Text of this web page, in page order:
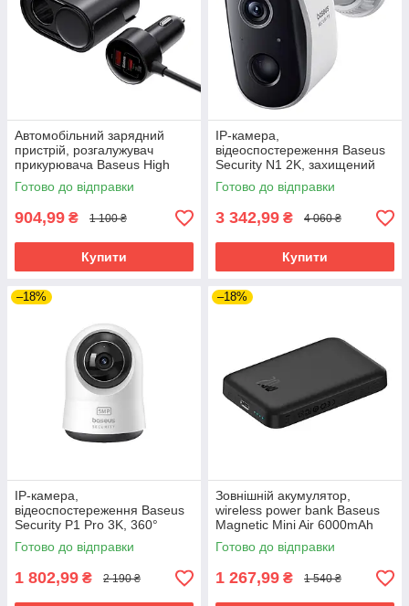
Автомобільний зарядний
пристрій, розгалужувач
прикурювача Baseus High
Efficiency Pro 30W швидка
зарядка, LED-дисплей
Готово до відправки
904,99 ₴ 1 100 ₴
Купити
IP-камера,
відеоспостереження Baseus
Security N1 2K, захищений
корпус
Готово до відправки
3 342,99 ₴ 4 060 ₴
Купити
–18%
IP-камера,
відеоспостереження Baseus
Security P1 Pro 3K, 360°
огляд
Готово до відправки
1 802,99 ₴ 2 190 ₴
–18%
Зовнішній акумулятор,
wireless power bank Baseus
Magnetic Mini Air 6000mAh
20W швидка зарядка
Готово до відправки
1 267,99 ₴ 1 540 ₴